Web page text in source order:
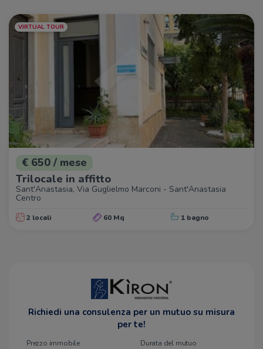
VIRTUAL TOUR
€ 650 / mese
Trilocale in affitto
Sant'Anastasia, Via Guglielmo Marconi - Sant'Anastasia
Centro
2 locali 60 Mq 1 bagno
Richiedi una consulenza per un mutuo su misura
per te!
Prezzo immobile Durata del mutuo